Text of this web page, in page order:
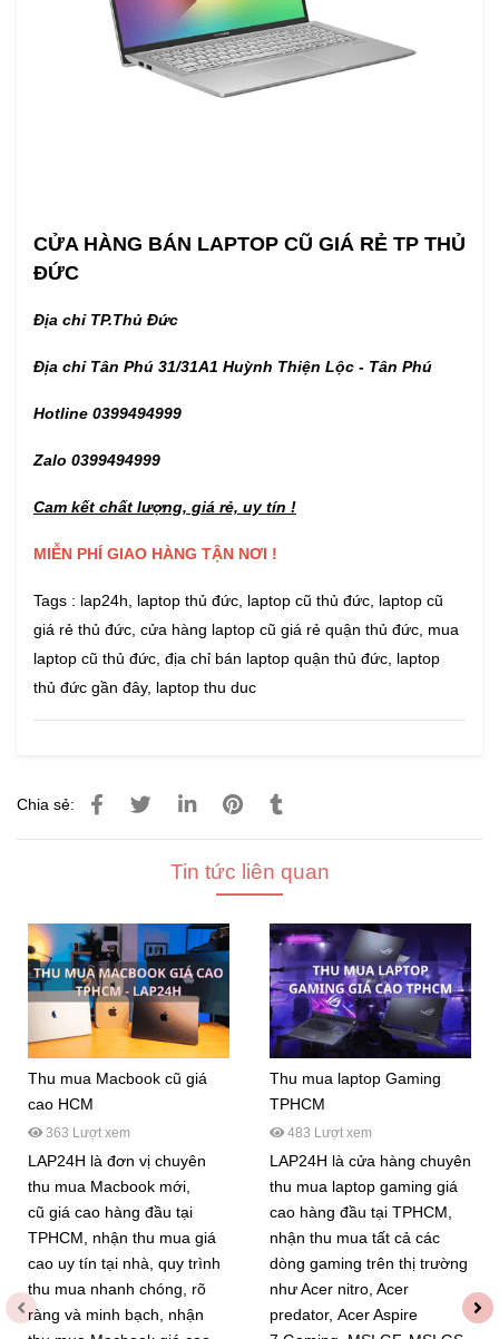
CỬA HÀNG BÁN LAPTOP CŨ GIÁ RẺ TP THỦ
ĐỨC
Địa chỉ TP.Thủ Đức
Địa chỉ Tân Phú 31/31A1 Huỳnh Thiện Lộc - Tân Phú
Hotline 0399494999
Zalo 0399494999
Cam kết chất lượng, giá rẻ, uy tín !
MIỄN PHÍ GIAO HÀNG TẬN NƠI !
Tags : lap24h laptop thủ đức laptop cũ thủ đức laptop cũ
giá rẻ thủ đức cửa hàng laptop cũ giá rẻ quận thủ đức mua
laptop cũ thủ đức địa chỉ bán laptop quận thủ đức laptop
thủ đức gần đây, laptop thu duc
Chia sẻ:
Tin tức liên quan
Thu mua Macbook cũ giá
cao HCM
363 Lượt xem
LAP24H là đơn vị chuyên
thu mua Macbook mới,
cũ giá cao hàng đầu tại
TPHCM, nhận thu mua giá
cao uy tín tại nhà, quy trình
thu mua nhanh chóng, rõ
ràng và minh bạch, nhận
Thu mua laptop Gaming
TPHCM
483 Lượt xem
LAP24H là cửa hàng chuyên
thu mua laptop gaming giá
cao hàng đầu tại TPHCM,
nhận thu mua tất cả các
dòng gaming trên thị trường
như Acer nitro, Acer
predator, Acer Aspire